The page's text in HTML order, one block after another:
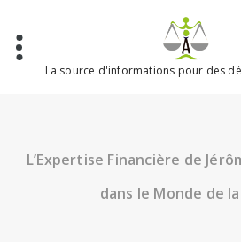
contenu
La source d'informations pour des
L’Expertise Financière de
dans le Monde de